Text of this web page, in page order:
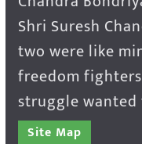
Shri Suresh
two were like
freedom
struggle
Site Map